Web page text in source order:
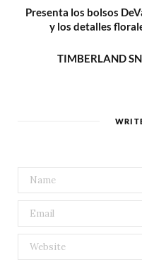
Presenta los bolsos
y los detalles
TIMBERLAND